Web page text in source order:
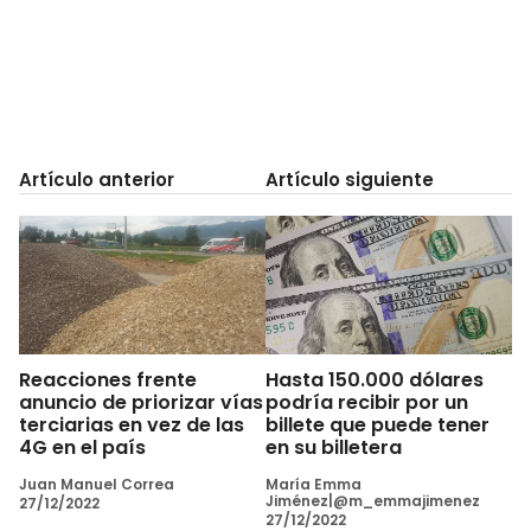
Artículo anterior
Reacciones frente
anuncio de priorizar vías
terciarias en vez de las
4G en el país
Juan Manuel Correa
27/12/2022
Artículo siguiente
Hasta 150.000 dólares
podría recibir por un
billete que puede tener
en su billetera
María Emma
Jiménez|@m_emmajimenez
27/12/2022